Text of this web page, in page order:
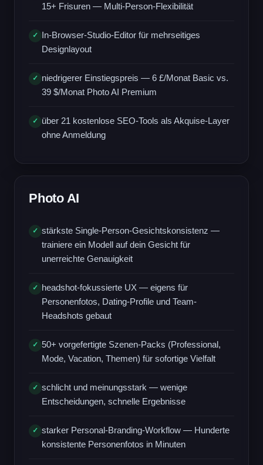
15+ Frisuren — Multi-Person-Flexibilität
✓ In-Browser-Studio-Editor für mehrseitiges
Designlayout
✓ niedrigerer Einstiegspreis — 6 £/Monat Basic vs.
39 $/Monat Photo AI Premium
✓ über 21 kostenlose SEO-Tools als Akquise-Layer
ohne Anmeldung
Photo AI
✓ stärkste Single-Person-Gesichtskonsistenz —
trainiere ein Modell auf dein Gesicht für
unerreichte Genauigkeit
✓ headshot-fokussierte UX — eigens für
Personenfotos, Dating-Profile und Team-
Headshots gebaut
✓ 50+ vorgefertigte Szenen-Packs (Professional,
Mode, Vacation, Themen) für sofortige Vielfalt
✓ schlicht und meinungsstark — wenige
Entscheidungen, schnelle Ergebnisse
✓ starker Personal-Branding-Workflow — Hunderte
konsistente Personenfotos in Minuten